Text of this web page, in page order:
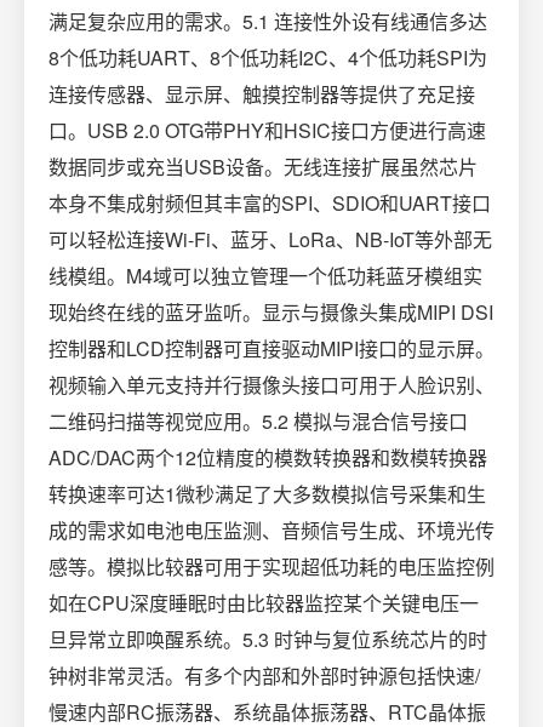
满足复杂应用的需求。5.1 连接性外设有线通信多达
8个低功耗UART、8个低功耗I2C、4个低功耗SPI为
连接传感器、显示屏、触摸控制器等提供了充足接
口。USB 2.0 OTG带PHY和HSIC接口方便进行高速
数据同步或充当USB设备。无线连接扩展虽然芯片
本身不集成射频但其丰富的SPI、SDIO和UART接口
可以轻松连接Wi-Fi、蓝牙、LoRa、NB-IoT等外部无
线模组。M4域可以独立管理一个低功耗蓝牙模组实
现始终在线的蓝牙监听。显示与摄像头集成MIPI DSI
控制器和LCD控制器可直接驱动MIPI接口的显示屏。
视频输入单元支持并行摄像头接口可用于人脸识别、
二维码扫描等视觉应用。5.2 模拟与混合信号接口
ADC/DAC两个12位精度的模数转换器和数模转换器
转换速率可达1微秒满足了大多数模拟信号采集和生
成的需求如电池电压监测、音频信号生成、环境光传
感等。模拟比较器可用于实现超低功耗的电压监控例
如在CPU深度睡眠时由比较器监控某个关键电压一
旦异常立即唤醒系统。5.3 时钟与复位系统芯片的时
钟树非常灵活。有多个内部和外部时钟源包括快速/
慢速内部RC振荡器、系统晶体振荡器、RTC晶体振